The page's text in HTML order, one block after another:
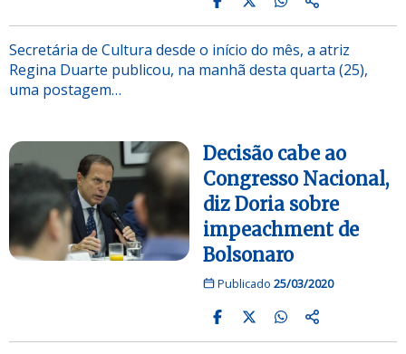
Secretária de Cultura desde o início do mês, a atriz
Regina Duarte publicou, na manhã desta quarta (25),
uma postagem…
Decisão cabe ao
Congresso Nacional,
diz Doria sobre
impeachment de
Bolsonaro
Publicado 25/03/2020